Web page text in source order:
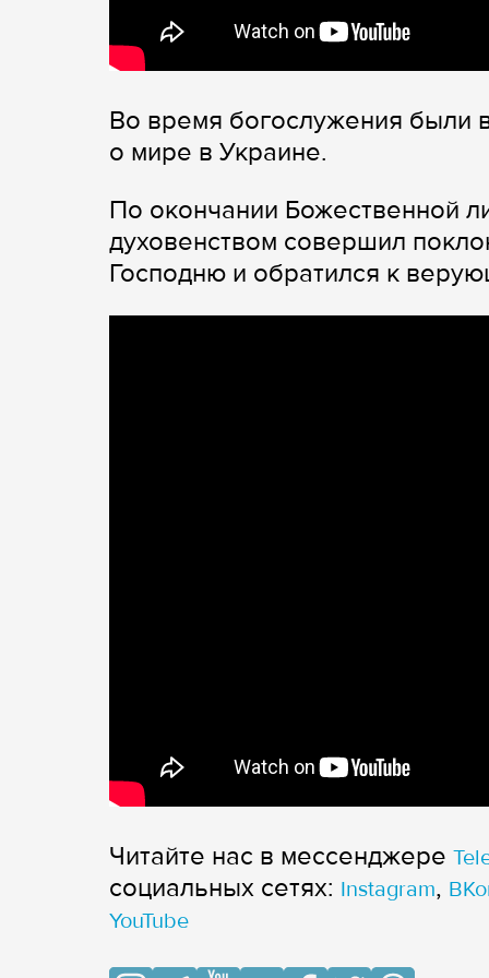
Во время богослужения были
о мире в Украине.
По окончании Божественной
духовенством совершил
Господню и обратился к
Читайте нас в мессенджере
cоциальных сетях: Instagram,
YouTube